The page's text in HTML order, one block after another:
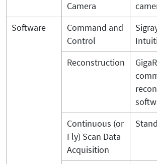
Camera
Software
Command and
Control
Reconstruction
Continuous (or
Fly) Scan Data
Acquisition